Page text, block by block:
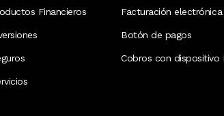
Financieros Facturación electrónica
Botón de pagos
Cobros con dispositivo